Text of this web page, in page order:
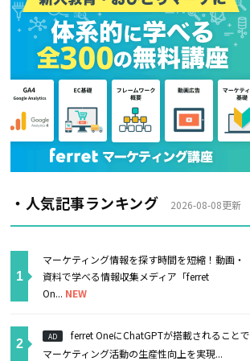
・人気記事ランキング 2026-08-08更新
マーケティング情報を探す時間を短縮！動画・
資料で学べる情報収集メディア「ferret
On... NEW
AD
ferret OneにChatGPTが搭載されることで
マーケティング活動の生産性向上を実現...